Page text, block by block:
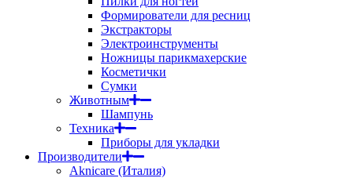
Формирователи для ресниц
Экстракторы
Электроинструменты
Ножницы парикмахерские
Косметички
Сумки
Животным
Шампунь
Техника
Приборы для укладки
Производители
Aknicare (Италия)